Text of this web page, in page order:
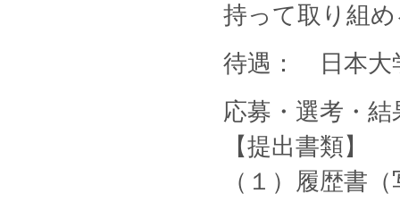
持って取り組
待遇： 日本大
応募・選考・
【提出書類】
（１）履歴書